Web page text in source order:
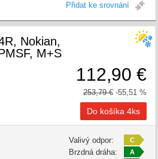
Přidat ke srovnání
Nokian,
M+S
112,90 €
253,79 € -55,51 %
Valivý odpor: C
Brzdná dráha: A